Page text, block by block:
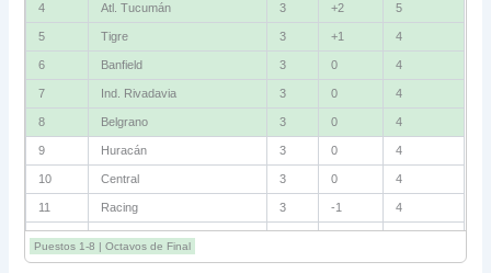
4 Atl. Tucumán 3 +2 5
5 Tigre 3 +1 4
6 Banfield 3 0 4
7 Ind. Rivadavia 3 0 4
8 Belgrano 3 0 4
9 Huracán 3 0 4
10 Central 3 0 4
11 Racing 3 -1 4
12 Estudiantes RC
13 Sarmiento 3 -1 3
Puestos 1-8 | Octavos de Final